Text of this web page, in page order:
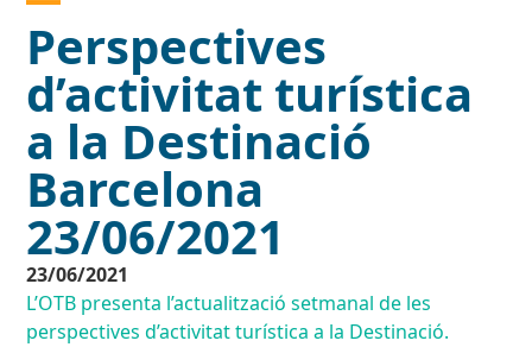
Perspectives
d’activitat turística
a la Destinació
Barcelona
23/06/2021
23/06/2021
L’OTB presenta l’actualització setmanal de les
perspectives d’activitat turística a la Destinació.